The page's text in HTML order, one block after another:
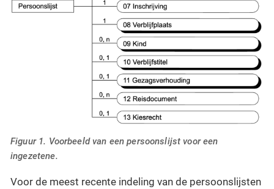
Figuur 1. Voorbeeld van een persoonslijst voor een
ingezetene.
Voor de meest recente indeling van de persoonslijsten